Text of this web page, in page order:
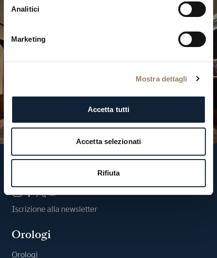
Analitici
Marketing
Mostra dettagli
Accetta tutti
Accetta selezionati
Rifiuta
Iscrizione alla newsletter
Orologi
Orologi